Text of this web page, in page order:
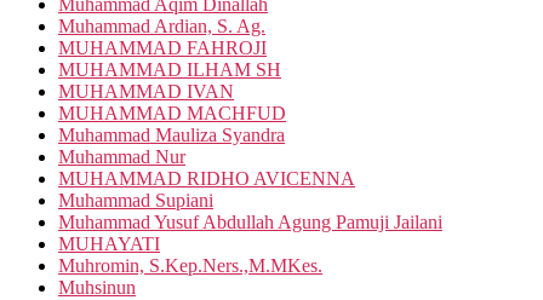
Muhammad Aqim Dinallah
Muhammad Ardian, S. Ag.
MUHAMMAD FAHROJI
MUHAMMAD ILHAM SH
MUHAMMAD IVAN
MUHAMMAD MACHFUD
Muhammad Mauliza Syandra
Muhammad Nur
MUHAMMAD RIDHO AVICENNA
Muhammad Supiani
Muhammad Yusuf Abdullah Agung Pamuji Jailani
MUHAYATI
Muhromin, S.Kep.Ners.,M.MKes.
Muhsinun